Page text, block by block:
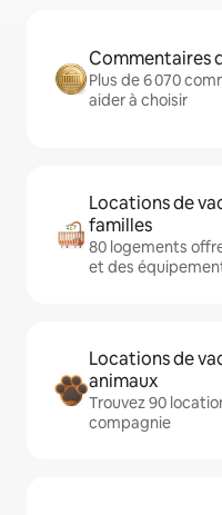
Commentaires
Plus de 6 070
aider à choisir
Locations de
familles
80 logements
et des
Locations de
animaux
Trouvez 90
compagnie